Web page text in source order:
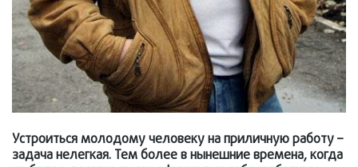
Устроиться молодому человеку на приличную работу –
задача нелегкая. Тем более в нынешние времена, когда